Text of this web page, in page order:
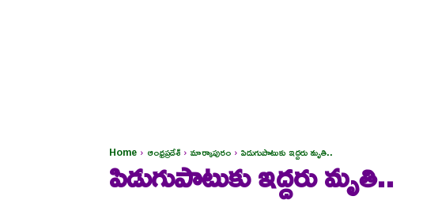
Home ఆంధ్రప్రదేశ్ మార్కాపురం పిడుగుపాటుకు ఇద్దరు మృతి..
పిడుగుపాటుకు ఇద్దరు మృతి..